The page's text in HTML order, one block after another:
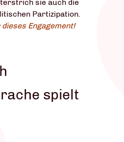
sie auch die
Partizipation.
Engagement!
spielt